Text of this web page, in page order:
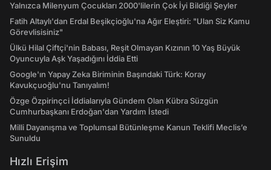
Yalnızca Milenyum Çocukları 2000'lilerin Çok İyi Bildiği Şeyler
Fatih Altaylı'dan Erdal Beşikçioğlu'na Ağır Eleştiri: "Ulan Siz Kamu
Görevlisisiniz"
Ülkü Hilal Çiftçi'nin Babası, Reşit Olmayan Kızının 10 Yaş Büyük
Oyuncuyla Aşk Yaşadığını İddia Etti
Google'ın Yapay Zeka Biriminin Başındaki Türk: Koray
Kavukçuoğlu'nu Tanıyalım!
Özge Özpirinçci İddialarıyla Gündem Olan Kübra Süzgün
Cumhurbaşkanı Erdoğan'dan Yardım İstedi
Milli Dayanışma ve Toplumsal Bütünleşme Kanun Teklifi Meclis’e
Sunuldu
Hızlı Erişim